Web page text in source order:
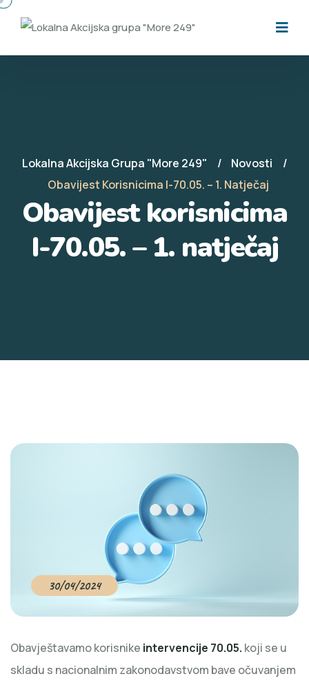
Lokalna Akcijska Grupa "More 249"
Novosti
Obavijest Korisnicima I-70.05. – 1. Natječaj
Obavijest korisnicima
I-70.05. – 1. natječaj
30/04/2024
Obavještavamo korisnike intervencije 70.05. koji se u
skladu s nacionalnim zakonodavstvom bave očuvanjem